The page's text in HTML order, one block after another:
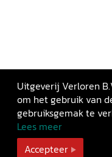
Uitgeverij Verloren
om het gebruik van
gebruiksgemak te
Lees meer
Accepteer